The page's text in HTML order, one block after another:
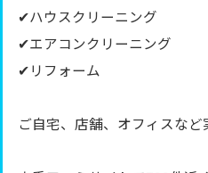
✔︎ハウスクリーニング
✔︎エアコンクリーニング
✔︎リフォーム
ご自宅、店舗、オフィスなど